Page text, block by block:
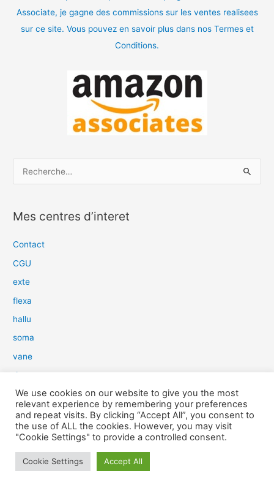
Associate, je gagne des commissions sur les ventes realisees
sur ce site. Vous pouvez en savoir plus dans nos Termes et
Conditions.
h
e
e
r
:
Mes centres d’interet
Contact
CGU
exte
flexa
hallu
soma
vane
dow
slim
aure
light
We use cookies on our website to give you the most
relevant experience by remembering your preferences
and repeat visits. By clicking “Accept All”, you consent to
the use of ALL the cookies. However, you may visit
"Cookie Settings" to provide a controlled consent.
Cookie Settings Accept All